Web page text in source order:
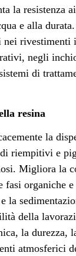
la resistenza
e alla
rivestimenti
negli
di
resina
la
riempitivi e
Migliora la
fasi organiche
la
della
la durezza,
atmosferici